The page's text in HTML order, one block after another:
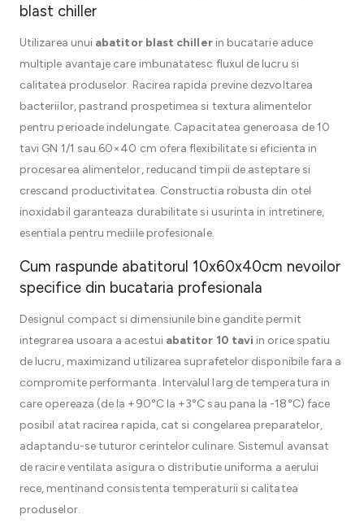
blast chiller
Utilizarea unui abatitor blast chillerin bucatarie aduce
multiple avantaje care imbunatatesc fluxul de lucru si
calitatea produselor. Racirea rapida previne dezvoltarea
bacteriilor, pastrand prospetimea si textura alimentelor
pentru perioade indelungate. Capacitatea generoasa de 10
tavi GN 1/1 sau 60×40 cm ofera flexibilitate si eficienta in
procesarea alimentelor, reducand timpii de asteptare si
crescand productivitatea. Constructia robusta din otel
inoxidabil garanteaza durabilitate si usurinta in intretinere,
esentiala pentru mediile profesionale.
Cum raspunde abatitorul 10x60x40cm nevoilor
specifice din bucataria profesionala
Designul compact si dimensiunile bine gandite permit
integrarea usoara a acestui abatitor 10 tavi in orice spatiu
de lucru, maximizand utilizarea suprafetelor disponibile fara a
compromite performanta. Intervalul larg de temperatura in
care opereaza (de la +90°C la +3°C sau pana la -18°C) face
posibil atat racirea rapida, cat si congelarea preparatelor,
adaptandu-se tuturor cerintelor culinare. Sistemul avansat
de racire ventilata asigura o distributie uniforma a aerului
rece, mentinand consistenta temperaturii si calitatea
produselor.